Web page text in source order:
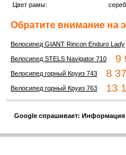
Цвет рамы:
Обратите внимание на
Велосипед GIANT Rincon Enduro Lady
Велосипед STELS Navigator 710 9
Велосипед горный Круиз 743 8
Велосипед горный Круиз 763 13
Google спрашивает: